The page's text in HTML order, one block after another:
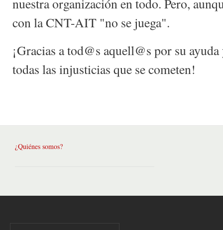
nuestra organización en todo. Pero,
con la CNT-AIT "no se juega".
¡Gracias a tod@s aquell@s por su
todas las injusticias que se cometen!
¿Quiénes somos?